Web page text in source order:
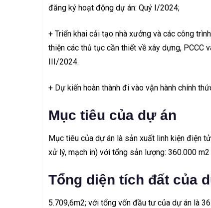
đăng ký hoạt động dự án: Quý I/2024;
+ Triển khai cải tạo nhà xưởng và các công
thiện các thủ tục cần thiết về xây dựng, PCCC
III/2024.
+ Dự kiến hoàn thành đi vào vận hành chính
Mục tiêu của dự án
Mục tiêu của dự án là sản xuất linh kiện điện
xử lý, mạch in) với tổng sản lượng: 360.000
Tổng diện tích đất của
5.709,6m2; với tổng vốn đầu tư của dự án là